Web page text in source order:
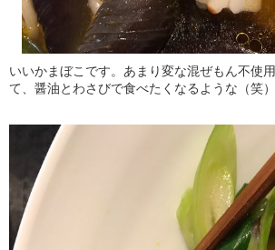
いいかまぼこです。あまり変な混ぜもん不使
て、醤油とわさびで食べたくなるような（笑）